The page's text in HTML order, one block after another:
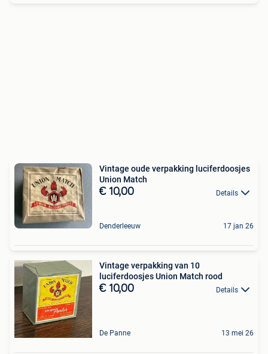
Vintage oude verpakking luciferdoosjes
Union Match
€ 10,00 Details
Denderleeuw 17 jan 26
Vintage verpakking van 10
luciferdoosjes Union Match rood
€ 10,00 Details
De Panne 13 mei 26